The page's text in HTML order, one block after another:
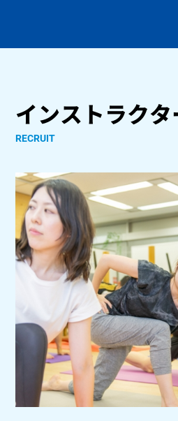
インストラク
RECRUIT